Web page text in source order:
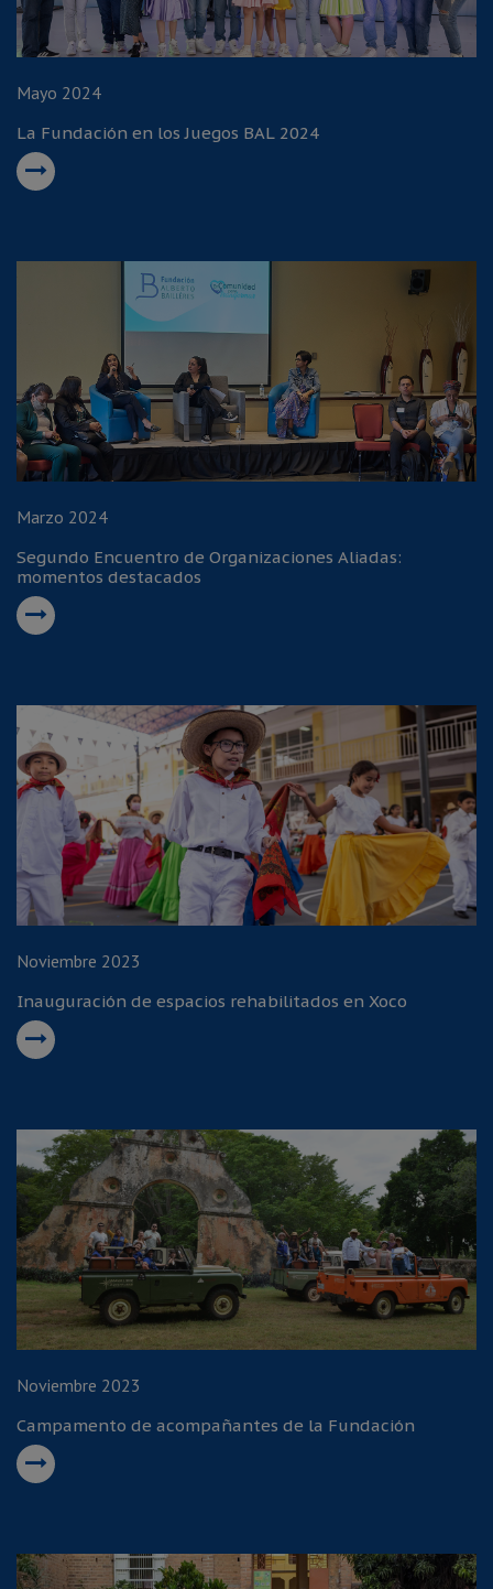
Mayo 2024
La Fundación en los Juegos BAL 2024
Marzo 2024
Segundo Encuentro de Organizaciones Aliadas:
momentos destacados
Noviembre 2023
Inauguración de espacios rehabilitados en Xoco
Noviembre 2023
Campamento de acompañantes de la Fundación